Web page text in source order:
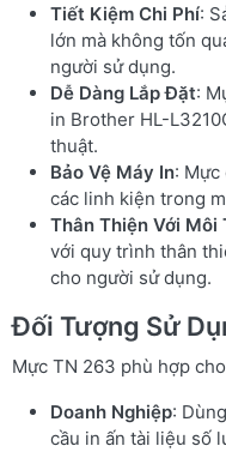
Tiết Kiệm Chi Phí:
lớn mà không tốn
người sử dụng.
Dễ Dàng Lắp Đặt:
in Brother HL-
thuật.
Bảo Vệ Máy In: Mực
các linh kiện trong
Thân Thiện Với Môi
với quy trình thân
cho người sử dụng.
Đối Tượng Sử
Mực TN 263 phù hợp
Doanh Nghiệp:
cầu in ấn tài liệu số